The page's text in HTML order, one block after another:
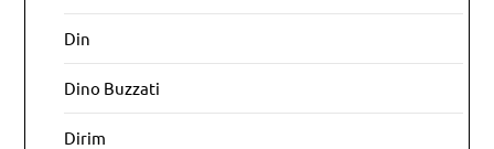
Din
Dino Buzzati
Dirim